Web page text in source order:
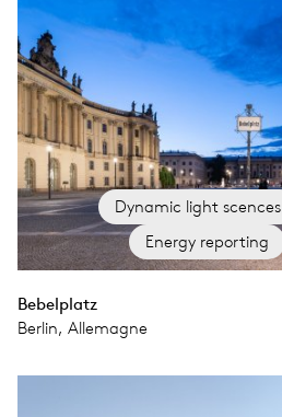
Energy reporting
Dynamic light scences
Bebelplatz
Berlin, Allemagne